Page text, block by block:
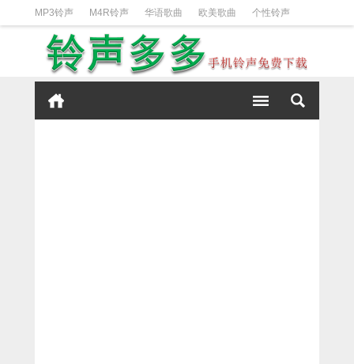
MP3铃声 M4R铃声 华语歌曲 欧美歌曲 个性铃声
日韩歌曲 动漫铃声 DJ铃声 短信铃声
iPhone铃声设置方法